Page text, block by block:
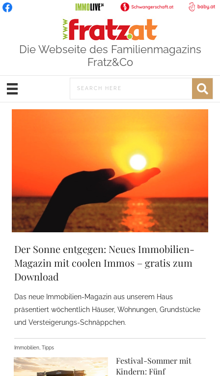
Die Webseite des Familienmagazins
Fratz&Co
Der Sonne entgegen: Neues Immobilien-
Magazin mit coolen Immos – gratis zum
Download
Das neue Immobilien-Magazin aus unserem Haus
präsentiert wöchentlich Häuser, Wohnungen, Grundstücke
und Versteigerungs-Schnäppchen.
Immobilien, Tipps
Festival-Sommer mit
Kindern: Fünf